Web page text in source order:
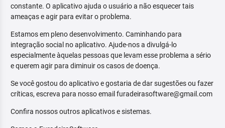
constante. O aplicativo ajuda o usuário a não esquecer tais
ameaças e agir para evitar o problema.
Estamos em pleno desenvolvimento. Caminhando para
integração social no aplicativo. Ajude-nos a divulgá-lo
especialmente àquelas pessoas que levam esse problema a sério
e querem agir para diminuir os casos de doença.
Se você gostou do aplicativo e gostaria de dar sugestões ou fazer
críticas, escreva para nosso email furadeirasoftware@gmail.com
Confira nossos outros aplicativos e sistemas.